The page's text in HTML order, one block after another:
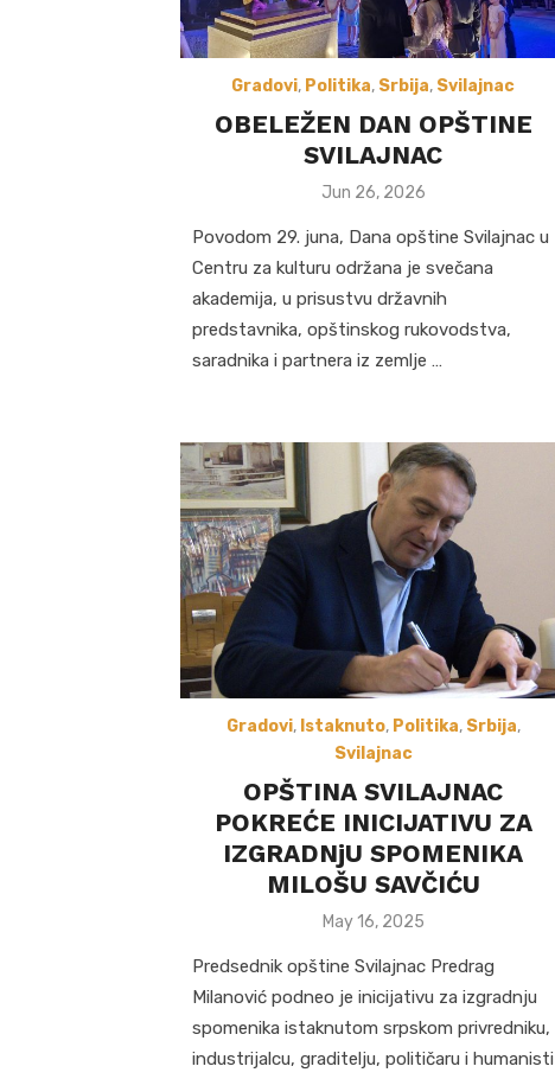
Gradovi, Politika, Srbija, Svilajnac
OBELEŽEN DAN OPŠTINE
SVILAJNAC
Posted
Jun 26, 2026
Povodom 29. juna, Dana opštine Svilajnac u
Centru za kulturu održana je svečana
akademija, u prisustvu državnih
predstavnika, opštinskog rukovodstva,
saradnika i partnera iz zemlje …
Gradovi, Istaknuto, Politika, Srbija,
Svilajnac
OPŠTINA SVILAJNAC
POKREĆE INICIJATIVU ZA
IZGRADNjU SPOMENIKA
MILOŠU SAVČIĆU
Posted
May 16, 2025
Predsednik opštine Svilajnac Predrag
Milanović podneo je inicijativu za izgradnju
spomenika istaknutom srpskom privredniku,
industrijalcu, graditelju, političaru i humanisti